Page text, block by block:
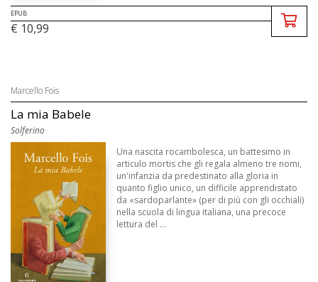
EPUB
€ 10,99
Marcello Fois
La mia Babele
Solferino
Una nascita rocambolesca, un battesimo in
articulo mortis che gli regala almeno tre nomi,
un'infanzia da predestinato alla gloria in
quanto figlio unico, un difficile apprendistato
da «sardoparlante» (per di più con gli occhiali)
nella scuola di lingua italiana, una precoce
lettura del ...